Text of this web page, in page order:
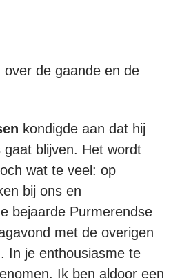
de gaande en de
kondigde aan dat hij
blijven. Het wordt
wat te veel: op
bij ons en
bejaarde Purmerendse
met de overigen
In je enthousiasme te
Ik ben aldoor een